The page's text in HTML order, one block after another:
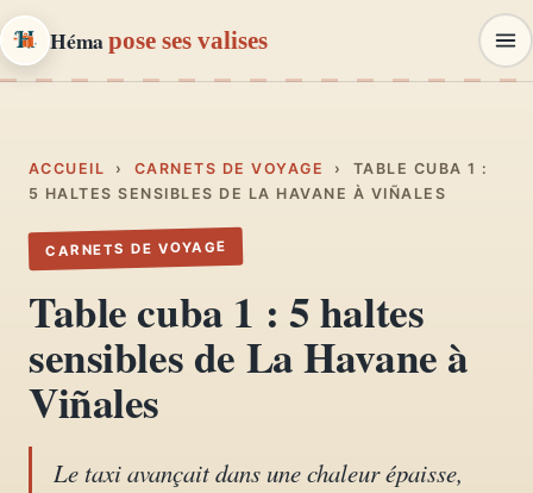
Hémapose ses valises
01 Carnets de voyage
Récits, road-trips, itinéraires
02 Escapades en France
Provence, Paris, Marseille…
Looks, dressing, inspirations
ACCUEIL › CARNETS DE VOYAGE › TABLE CUBA 1 :
5 HALTES SENSIBLES DE LA HAVANE À VIÑALES
CARNETS DE VOYAGE
Table cuba 1 : 5 haltes
sensibles de La Havane à
Viñales
Le taxi avançait dans une chaleur épaisse,